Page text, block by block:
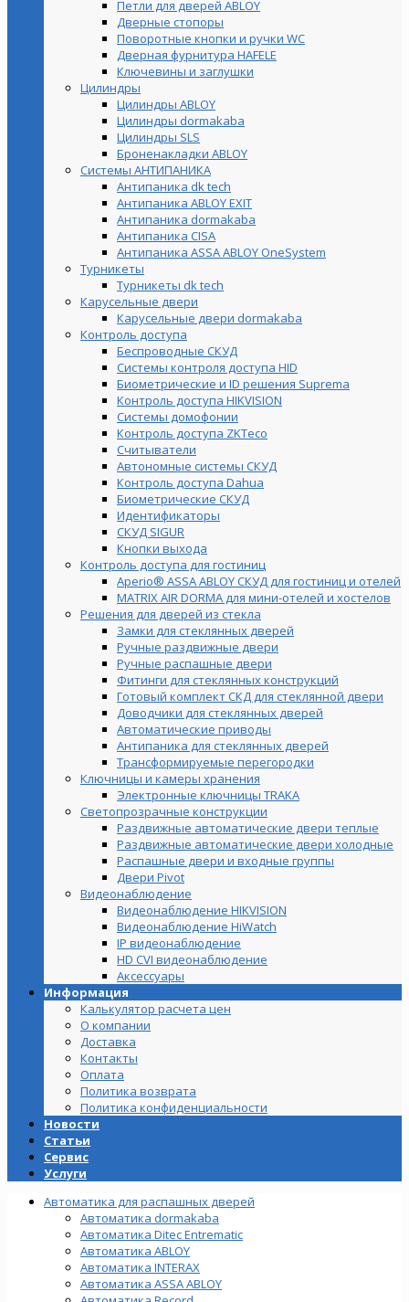
Петли для дверей ABLOY
Дверные стопоры
Поворотные кнопки и ручки WC
Дверная фурнитура HAFELE
Ключевины и заглушки
Цилиндры
Цилиндры ABLOY
Цилиндры dormakaba
Цилиндры SLS
Броненакладки ABLOY
Системы АНТИПАНИКА
Антипаника dk tech
Антипаника ABLOY EXIT
Антипаника dormakaba
Антипаника СISA
Антипаника ASSA ABLOY OneSystem
Турникеты
Турникеты dk tech
Карусельные двери
Карусельные двери dormakaba
Контроль доступа
Беспроводные СКУД
Системы контроля доступа HID
Биометрические и ID решения Suprema
Контроль доступа HIKVISION
Системы домофонии
Контроль доступа ZKTeco
Считыватели
Автономные системы СКУД
Контроль доступа Dahua
Биометрические СКУД
Идентификаторы
СКУД SIGUR
Кнопки выхода
Контроль доступа для гостиниц
Aperio® ASSA ABLOY СКУД для гостиниц и отелей
MATRIX AIR DORMA для мини-отелей и хостелов
Решения для дверей из стекла
Замки для стеклянных дверей
Ручные раздвижные двери
Ручные распашные двери
Фитинги для стеклянных конструкций
Готовый комплект СКД для стеклянной двери
Доводчики для стеклянных дверей
Автоматические приводы
Антипаника для стеклянных дверей
Трансформируемые перегородки
Ключницы и камеры хранения
Электронные ключницы TRAKA
Светопрозрачные конструкции
Раздвижные автоматические двери теплые
Раздвижные автоматические двери холодные
Распашные двери и входные группы
Двери Pivot
Видеонаблюдение
Видеонаблюдение HIKVISION
Видеонаблюдение HiWatch
IP видеонаблюдение
HD CVI видеонаблюдение
Аксессуары
Информация
Калькулятор расчета цен
О компании
Доставка
Контакты
Оплата
Политика возврата
Политика конфиденциальности
Новости
Статьи
Сервис
Услуги
Автоматика для распашных дверей
Автоматика dormakaba
Автоматика Ditec Entrematic
Автоматика ABLOY
Автоматика INTERAX
Автоматика ASSA ABLOY